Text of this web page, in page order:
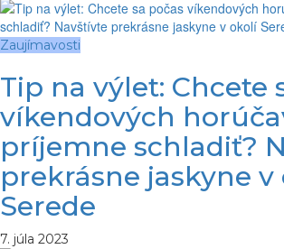
Zaujímavosti
Tip na výlet: Chcete
víkendových
príjemne schladiť?
prekrásne jaskyne v
Serede
7. júla 2023